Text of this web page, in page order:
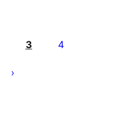
3 4